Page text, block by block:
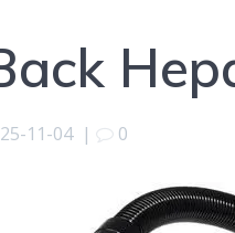
11-04| 0